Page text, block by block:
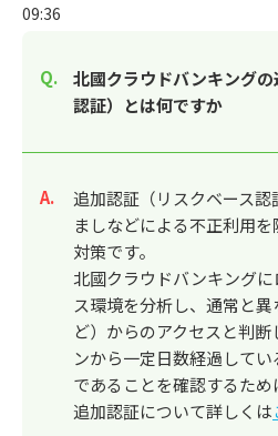
09:36
北國クラウドバンキング
認証）とは何ですか
回答
追加認証（リスクベース
ましなどによる不正利用
対策です。
北國クラウドバンキング
ス環境を分析し、通常と
ど）からのアクセスと判
ンから一定日数経過して
であることを確認するため
追加認証について詳しくは